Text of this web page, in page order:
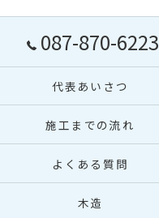
087-870-6223
代表あいさつ
施工までの流れ
よくある質問
木造